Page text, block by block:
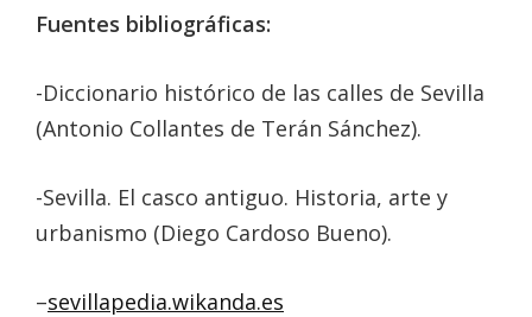
Fuentes bibliográficas:
-Diccionario histórico de las calles de Sevilla
(Antonio Collantes de Terán Sánchez).
-Sevilla. El casco antiguo. Historia, arte y
urbanismo (Diego Cardoso Bueno).
–sevillapedia.wikanda.es